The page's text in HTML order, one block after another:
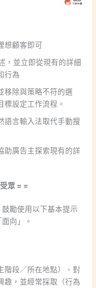
想顧客即可
，並立即從現有的詳細
行為
移除與策略不符的選
標設定工作流程。
語言輸入法取代手動搜
助廣告主探索現有的詳
眾 = =
勵使用以下基本提示
面向」。
階段／所在地點）、對
趣，並經常採取（行為